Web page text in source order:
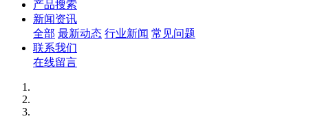
产品搜索
新闻资讯
全部 最新动态 行业新闻 常见问题
联系我们
在线留言